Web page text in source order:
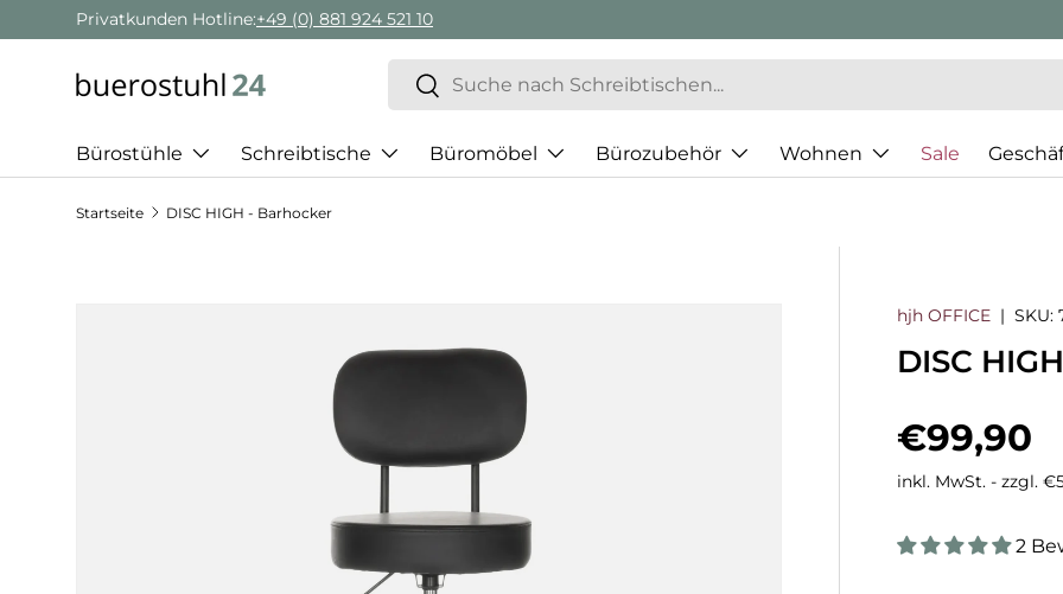
Direkt zum Inhalt
Geschäftskunden Beratung:+ 49 (0) 881 924 521 22
Suchen
Suchen
Bürostühle Schreibtische Büromöbel Bürozubehör Wohnen Sale
Startseite DISC HIGH - Barhocker
Zu Produktinformationen springen
hjh OFFICE |SKU:
DISC
€99,90
inkl. MwSt. - zzgl.
2